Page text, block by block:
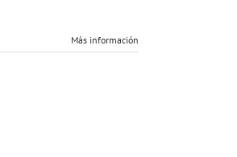
Más información